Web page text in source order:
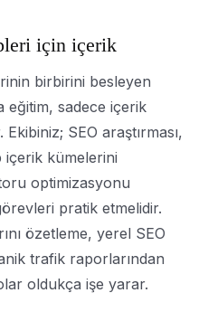
için içerik
birbirini besleyen
eğitim, sadece içerik
SEO araştırması,
içerik kümelerini
optimizasyonu
pratik etmelidir.
özetleme, yerel SEO
trafik raporlarından
oldukça işe yarar.